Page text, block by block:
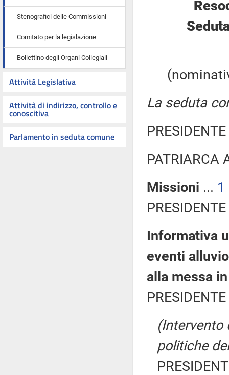
Stenografici delle Commissioni
Comitato per la legislazione
Bollettino degli Organi Collegiali
Attività Legislativa
Attività di indirizzo, controllo e
conoscitiva
Parlamento in seduta comune
La seduta
PATRIARCA
Missioni ... 1
Informativa
eventi
alla messa
(Intervento
politiche